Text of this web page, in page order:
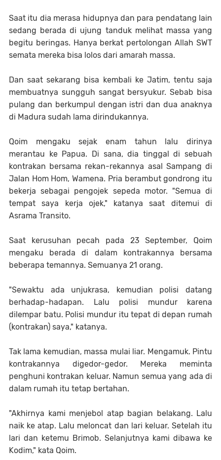
Saat itu dia merasa hidupnya dan para pendatang lain
sedang berada di ujung tanduk melihat massa yang
begitu beringas. Hanya berkat pertolongan Allah SWT
semata mereka bisa lolos dari amarah massa.
Dan saat sekarang bisa kembali ke Jatim, tentu saja
membuatnya sungguh sangat bersyukur. Sebab bisa
pulang dan berkumpul dengan istri dan dua anaknya
di Madura sudah lama dirindukannya.
Qoim mengaku sejak enam tahun lalu dirinya
merantau ke Papua. Di sana, dia tinggal di sebuah
kontrakan bersama rekan-rekannya asal Sampang di
Jalan Hom Hom, Wamena. Pria berambut gondrong itu
bekerja sebagai pengojek sepeda motor. "Semua di
tempat saya kerja ojek," katanya saat ditemui di
Asrama Transito.
Saat kerusuhan pecah pada 23 September, Qoim
mengaku berada di dalam kontrakannya bersama
beberapa temannya. Semuanya 21 orang.
"Sewaktu ada unjukrasa, kemudian polisi datang
berhadap-hadapan. Lalu polisi mundur karena
dilempar batu. Polisi mundur itu tepat di depan rumah
(kontrakan) saya," katanya.
Tak lama kemudian, massa mulai liar. Mengamuk. Pintu
kontrakannya digedor-gedor. Mereka meminta
penghuni kontrakan keluar. Namun semua yang ada di
dalam rumah itu tetap bertahan.
"Akhirnya kami menjebol atap bagian belakang. Lalu
naik ke atap. Lalu meloncat dan lari keluar. Setelah itu
lari dan ketemu Brimob. Selanjutnya kami dibawa ke
Kodim," kata Qoim.